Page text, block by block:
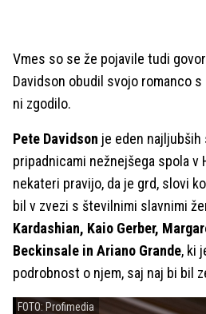
Vmes so se že pojavile tudi
Davidson obudil svojo romanco s
ni zgodilo.
Pete Davidson je eden najljubših
pripadnicami nežnejšega spola v
nekateri pravijo, da je grd, slovi
bil v zvezi s številnimi slavnimi
Kardashian, Kaio Gerber,
Beckinsale in Ariano Grande, ki
podrobnost o njem, saj naj bi bil
FOTO: Profimedia